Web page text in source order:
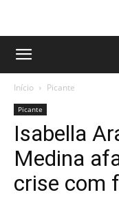
Início Picante
Picante
Isabella
Medina
crise com